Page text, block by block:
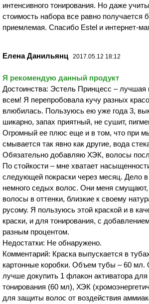
интенсивного тонирования. Но даже
стоимость набора все равно получается
приемлемая. Спасибо Estel и интернет-
Елена Данильянц 2017.05.12 18:12
Я рекомендую данный продукт
Достоинства: Эстель Принцесс – лучшая
всем! Я перепробовала кучу разных
влюбилась. Пользуюсь ею уже года 3,
шикарно, запах приятный, не сушит,
Огромный ее плюс еще и в том, что при
смывается так явно как другие, вода
Обязательно добавляю ХЭК, волосы
По стойкости – мне хватает
следующей покраски через месяц. Дело
немного седых волос. Они меня
волосы в оттенки, близкие к своему
русому. Я пользуюсь этой краской и в
краски, и для тонирования, с
разным процентом.
Недостатки: Не обнаружено.
Комментарий: Краска выпускается в
картонные коробки. Объем тубы – 60 мл.
лучше докупить 1 флакон активатора для
тонирования (60 мл), ХЭК
для защиты волос от воздействия